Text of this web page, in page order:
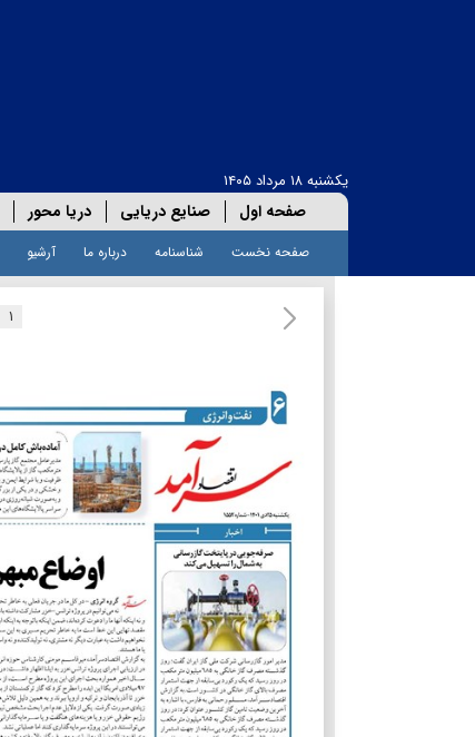
یکشنبه ۱۸ مرداد ۱۴۰۵
صفحه اول صنایع دریایی دریا محور
صفحه نخست شناسنامه درباره ما آرشیو
۱